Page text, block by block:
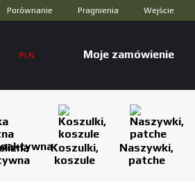
Porównanie Pragnienia Wejście
PLN Moje zamówienie
Koszulki,
koszule
Naszywki,
patche